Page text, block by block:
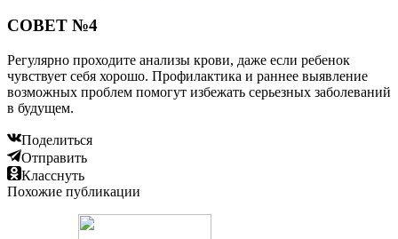
СОВЕТ №4
Регулярно проходите анализы крови, даже если ребенок
чувствует себя хорошо. Профилактика и раннее выявление
возможных проблем помогут избежать серьезных заболеваний
в будущем.
Поделиться
Отправить
Класснуть
Похожие публикации